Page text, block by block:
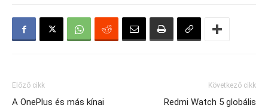
Előző cikk
A OnePlus és más kínai
Következő cikk
Redmi Watch 5 globális